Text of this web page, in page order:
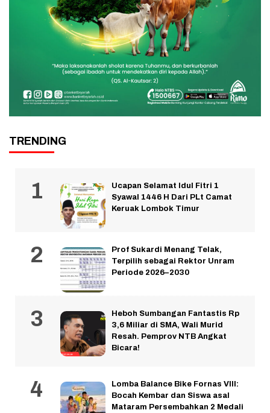
TRENDING
Ucapan Selamat Idul Fitri 1
Syawal 1446 H Dari PLt Camat
Keruak Lombok Timur
Prof Sukardi Menang Telak,
Terpilih sebagai Rektor Unram
Periode 2026–2030
Heboh Sumbangan Fantastis Rp
3,6 Miliar di SMA, Wali Murid
Resah. Pemprov NTB Angkat
Bicara!
Lomba Balance Bike Fornas VIII:
Bocah Kembar dan Siswa asal
Mataram Persembahkan 2 Medali